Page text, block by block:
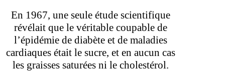
En 1967, une seule étude scientifique
révélait que le véritable coupable de
l’épidémie de diabète et de maladies
cardiaques était le sucre, et en aucun cas
les graisses saturées ni le cholestérol.